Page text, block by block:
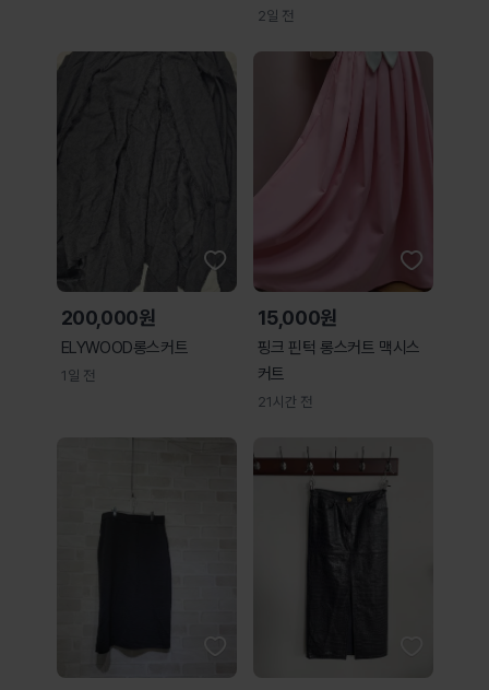
2일 전
200,000원
ELYWOOD롱스커트
1일 전
15,000원
핑크 핀턱 롱스커트 맥시스
커트
21시간 전